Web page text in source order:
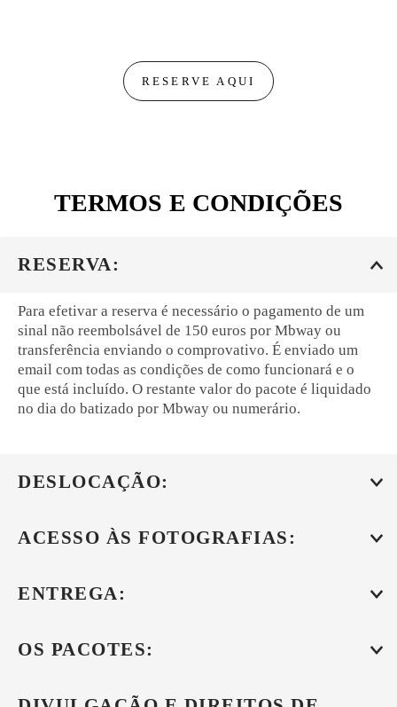
RESERVE AQUI
TERMOS E CONDIÇÕES
RESERVA:
Para efetivar a reserva é necessário o pagamento de um
sinal não reembolsável de 150 euros por Mbway ou
transferência enviando o comprovativo. É enviado um
email com todas as condições de como funcionará e o
que está incluído. O restante valor do pacote é liquidado
no dia do batizado por Mbway ou numerário.
DESLOCAÇÃO:
ACESSO ÀS FOTOGRAFIAS:
ENTREGA:
OS PACOTES: